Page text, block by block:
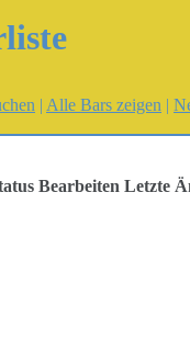
| Alle Bars zeigen |
Bearbeiten Letzte